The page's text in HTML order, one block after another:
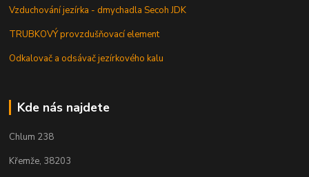
Vzduchování jezírka - dmychadla Secoh JDK
TRUBKOVÝ provzdušňovací element
Odkalovač a odsávač jezírkového kalu
Kde nás najdete
Chlum 238
Křemže, 38203